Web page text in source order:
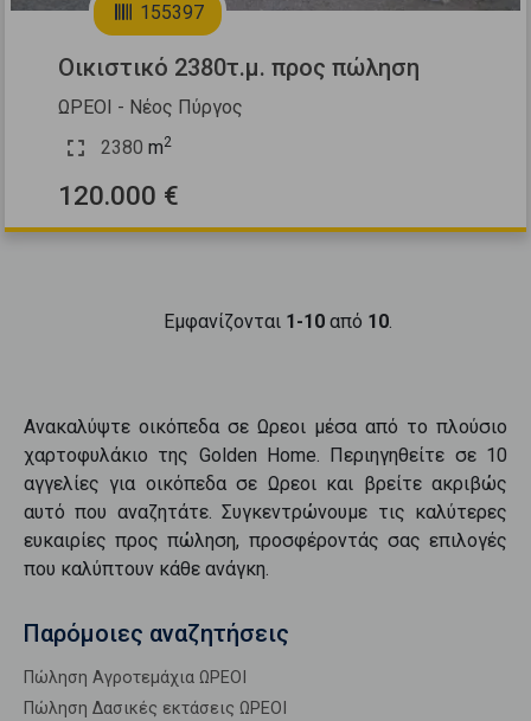
155397
Οικιστικό 2380τ.μ. προς πώληση
ΩΡΕΟΙ - Νέος Πύργος
2380 m2
120.000 €
Εμφανίζονται 1-10από 10.
Ανακαλύψτε οικόπεδα σε Ωρεοι μέσα από το πλούσιο
χαρτοφυλάκιο της Golden Home. Περιηγηθείτε σε 10
αγγελίες για οικόπεδασε Ωρεοικαι βρείτε ακριβώς
αυτό που αναζητάτε. Συγκεντρώνουμε τις καλύτερες
ευκαιρίες προςπώληση, προσφέροντάς σας επιλογές
που καλύπτουν κάθε ανάγκη.
Παρόμοιες αναζητήσεις
Πώληση Αγροτεμάχια ΩΡΕΟΙ
Πώληση Δασικές εκτάσεις ΩΡΕΟΙ